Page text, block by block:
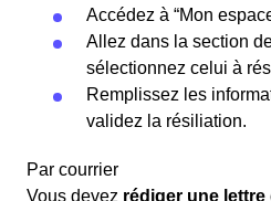
Accédez à “Mon
Allez dans la section
sélectionnez celui à
Remplissez les
validez la résiliation.
Par courrier
Vous devez rédiger une